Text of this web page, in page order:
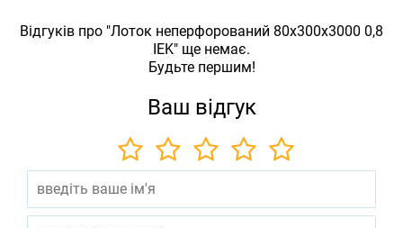
Відгуків про "Лоток неперфорований 80х300х3000 0,8
IEK" ще немає.
Будьте першим!
Ваш відгук